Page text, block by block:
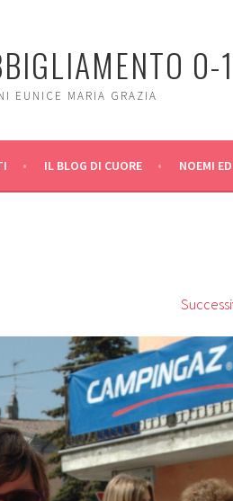
0-
EUNICE MARIA GRAZIA
IL BLOG DI CUORE NOEMI